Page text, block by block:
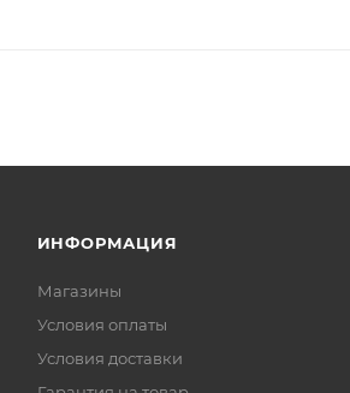
ИНФОРМАЦИЯ
Магазины
Условия оплаты
Условия доставки